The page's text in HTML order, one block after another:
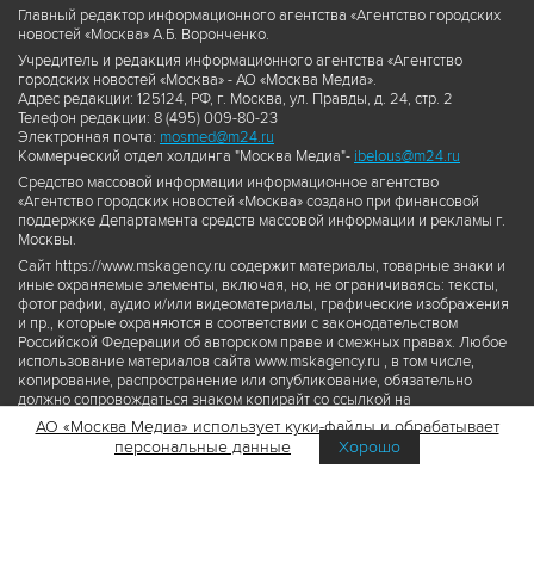
Главный редактор информационного агентства «Агентство городских
новостей «Москва» А.Б. Воронченко.
Учредитель и редакция информационного агентства «Агентство
городских новостей «Москва» - АО «Москва Медиа».
Адрес редакции: 125124, РФ, г. Москва, ул. Правды, д. 24, стр. 2
Телефон редакции: 8 (495) 009-80-23
Электронная почта: mosmed@m24.ru
Коммерческий отдел холдинга "Москва Медиа"- ibelous@m24.ru
Средство массовой информации информационное агентство
«Агентство городских новостей «Москва» создано при финансовой
поддержке Департамента средств массовой информации и рекламы г.
Москвы.
Сайт https://www.mskagency.ru содержит материалы, товарные знаки и
иные охраняемые элементы, включая, но, не ограничиваясь: тексты,
фотографии, аудио и/или видеоматериалы, графические изображения
и пр., которые охраняются в соответствии с законодательством
Российской Федерации об авторском праве и смежных правах. Любое
использование материалов сайта www.mskagency.ru , в том числе,
копирование, распространение или опубликование, обязательно
должно сопровождаться знаком копирайт со ссылкой на
правообладателя © АО «Москва Медиа», а также гиперссылкой на сайт
www.mskagency.ru как на первоисточник информации. Переработка
материалов сайта www.mskagency.ru не допускается.
АО «Москва Медиа» использует куки-файлы и обрабатывает
персональные данные
Хорошо